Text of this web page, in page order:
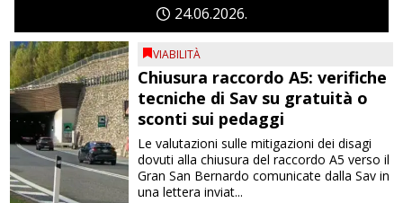
2406 2026
VIABILITÀ
Chiusura raccordo A5: verifiche
tecniche di Sav su gratuità o
sconti sui pedaggi
Le valutazioni sulle mitigazioni dei disagi
dovuti alla chiusura del raccordo A5 verso il
Gran San Bernardo comunicate dalla Sav in
una lettera inviat...